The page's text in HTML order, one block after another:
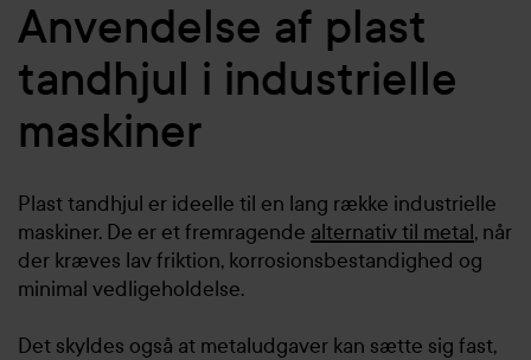
Anvendelse af plast
tandhjul i industrielle
maskiner
Plast tandhjul er ideelle til en lang række industrielle
maskiner. De er et fremragende alternativ til metal , når
der kræves lav friktion, korrosionsbestandighed og
minimal vedligeholdelse.
Det skyldes også at metaludgaver kan sætte sig fast,